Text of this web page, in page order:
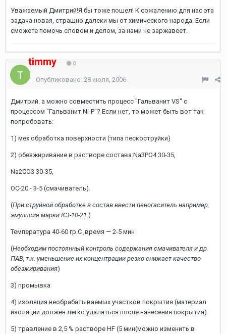
Уважаемый Дмитрий!Я бы тоже пошел! К сожалению для нас эта
задача новая, страшно далеки мы от химического народа. Если
сможете помочь словом и делом, за нами не заржавеет.
timmy 0
Опубликовано: 28 июля, 2006
Дмитрий. а можно совместить процесс "Гальванит VS" с
процессом "Гальванит Ni-P"? Если нет, то может быть вот так
попробовать:
1) мех обработка поверхности (типа пескоструйки)
2) обезжиривание в растворе состава:Na3PO4 30-35,
Na2CO3 30-35,
ОС-20 - 3-5 (смачиватель).
(При струйной обработке в состав ввести пеногаситель например,
эмульсия марки КЭ-10-21. )
Температура 40-60 гр.С ,время — 2-5 мин
(Необходим постоянный контроль содержания смачивателя и др.
ПАВ, т.к. уменьшение их концентрации резко снижает качество
обезжиривания)
3) промывка
4) изоляция необрабатываемых участков покрытия (материал
изоляции должен легко удаляться после нанесения покрытия)
5) травление в 2,5 % растворе HF (5 мин(можно изменить в